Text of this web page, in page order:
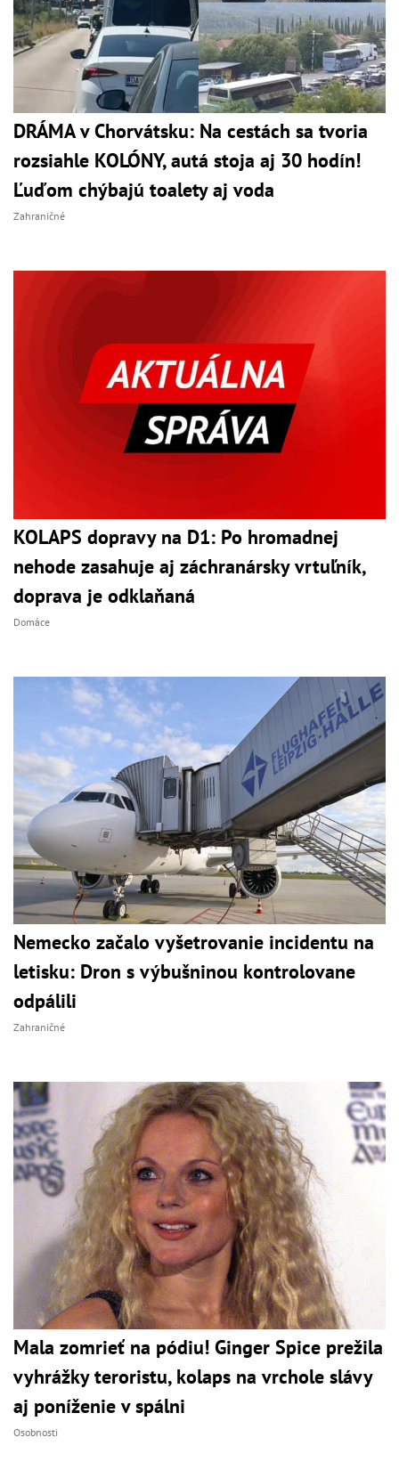
DRÁMA v Chorvátsku: Na cestách sa tvoria
rozsiahle KOLÓNY, autá stoja aj 30 hodín!
Ľuďom chýbajú toalety aj voda
Zahraničné
KOLAPS dopravy na D1: Po hromadnej
nehode zasahuje aj záchranársky vrtuľník,
doprava je odklaňaná
Domáce
Nemecko začalo vyšetrovanie incidentu na
letisku: Dron s výbušninou kontrolovane
odpálili
Zahraničné
Mala zomrieť na pódiu! Ginger Spice prežila
vyhrážky teroristu, kolaps na vrchole slávy
aj poníženie v spálni
Osobnosti